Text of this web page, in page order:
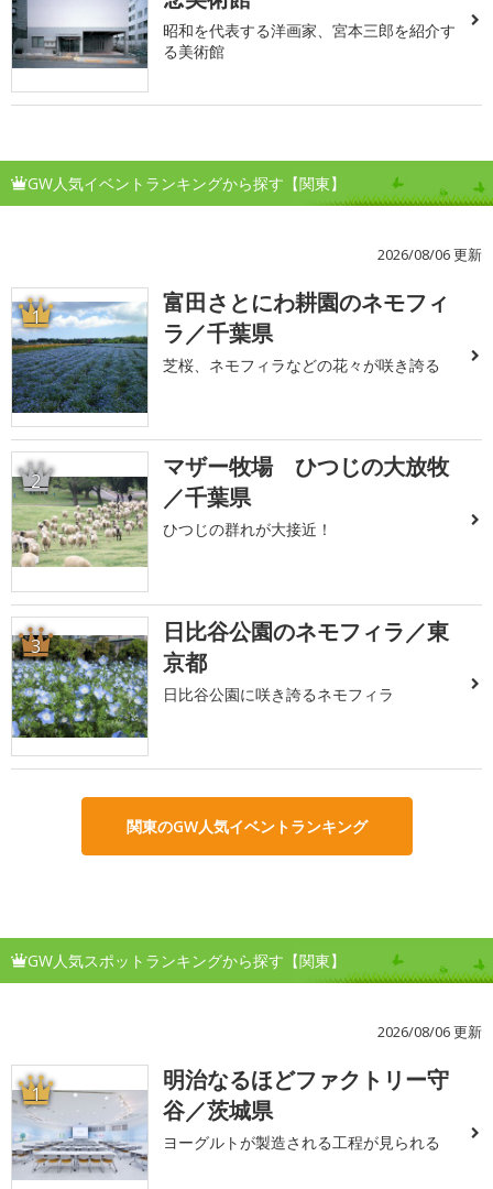
昭和を代表する洋画家、宮本三郎を紹介す
る美術館
GW人気イベントランキングから探す【関東】
2026/08/06 更新
1
富田さとにわ耕園のネモフィ
ラ／千葉県
芝桜、ネモフィラなどの花々が咲き誇る
2
マザー牧場 ひつじの大放牧
／千葉県
ひつじの群れが大接近！
3
日比谷公園のネモフィラ／東
京都
日比谷公園に咲き誇るネモフィラ
関東のGW人気イベントランキング
GW人気スポットランキングから探す【関東】
2026/08/06 更新
1
明治なるほどファクトリー守
谷／茨城県
ヨーグルトが製造される工程が見られる